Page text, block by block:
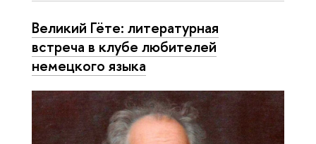
Великий Гёте: литературная
встреча в клубе любителей
немецкого языка